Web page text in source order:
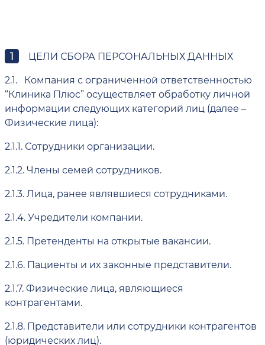
ЦЕЛИ СБОРА ПЕРСОНАЛЬНЫХ ДАННЫХ
2.1.
Компания с ограниченной ответственностью
“Клиника Плюс” осуществляет обработку личной
информации следующих категорий лиц (далее –
Физические лица):
2.1.1. Сотрудники организации.
2.1.2. Члены семей сотрудников.
2.1.3. Лица, ранее являвшиеся сотрудниками.
2.1.4.Учредители компании.
2.1.5. Претенденты на открытые вакансии.
2.1.6. Пациенты и их законные представители.
2.1.7.Физические лица, являющиеся
контрагентами.
2.1.8. Представители или сотрудники контрагентов
(юридических лиц).